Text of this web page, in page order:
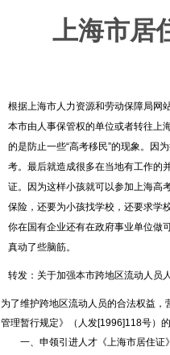
上海市居住
根据上海市人力资源和劳动保障局网
本市由人事保管权的单位或者转往上
的是防止一些“高考移民”的现象。因
考。最后就造成很多在当地有工作的
证。因为这样小孩就可以参加上海高
保险，还要为小孩找学校，还要求学
你在国有企业还有在政府事业单位做
真动了些脑筋。
转发：关于加强本市跨地区流动人员
为了维护跨地区流动人员的合法权益
管理暂行规定》（人发[1996]118号）
一、申领引进人才《上海市居住证》